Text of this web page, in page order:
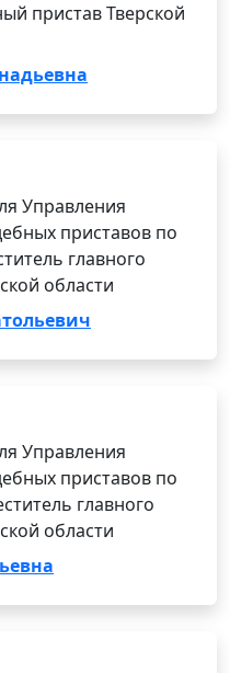
пристав Тверской
Управления
приставов по
главного
области
Управления
приставов по
главного
области